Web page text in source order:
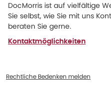
DocMorris ist auf vielfältige
Sie selbst, wie Sie mit uns
beraten Sie gerne.
Kontaktmöglichkeiten
Rechtliche Bedenken melden